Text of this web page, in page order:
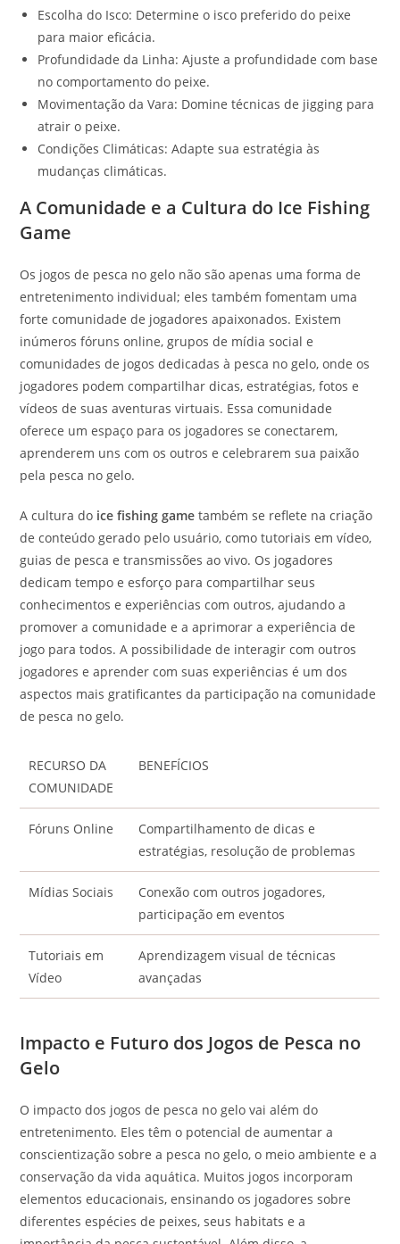
Escolha do Isco: Determine o isco preferido do peixe
para maior eficácia.
Profundidade da Linha: Ajuste a profundidade com base
no comportamento do peixe.
Movimentação da Vara: Domine técnicas de jigging para
atrair o peixe.
Condições Climáticas: Adapte sua estratégia às
mudanças climáticas.
A Comunidade e a Cultura do Ice Fishing
Game
Os jogos de pesca no gelo não são apenas uma forma de
entretenimento individual; eles também fomentam uma
forte comunidade de jogadores apaixonados. Existem
inúmeros fóruns online, grupos de mídia social e
comunidades de jogos dedicadas à pesca no gelo, onde os
jogadores podem compartilhar dicas, estratégias, fotos e
vídeos de suas aventuras virtuais. Essa comunidade
oferece um espaço para os jogadores se conectarem,
aprenderem uns com os outros e celebrarem sua paixão
pela pesca no gelo.
A cultura do ice fishing game também se reflete na criação
de conteúdo gerado pelo usuário, como tutoriais em vídeo,
guias de pesca e transmissões ao vivo. Os jogadores
dedicam tempo e esforço para compartilhar seus
conhecimentos e experiências com outros, ajudando a
promover a comunidade e a aprimorar a experiência de
jogo para todos. A possibilidade de interagir com outros
jogadores e aprender com suas experiências é um dos
aspectos mais gratificantes da participação na comunidade
de pesca no gelo.
RECURSO DA
COMUNIDADE
BENEFÍCIOS
Fóruns Online
Compartilhamento de dicas e
estratégias, resolução de problemas
Mídias Sociais
Conexão com outros jogadores,
participação em eventos
Tutoriais em
Vídeo
Aprendizagem visual de técnicas
avançadas
Impacto e Futuro dos Jogos de Pesca no
Gelo
O impacto dos jogos de pesca no gelo vai além do
entretenimento. Eles têm o potencial de aumentar a
conscientização sobre a pesca no gelo, o meio ambiente e a
conservação da vida aquática. Muitos jogos incorporam
elementos educacionais, ensinando os jogadores sobre
diferentes espécies de peixes, seus habitats e a